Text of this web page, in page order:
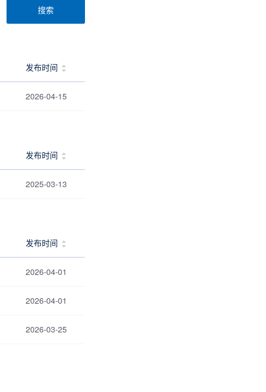
搜索
发布时间
2026-04-15
发布时间
2025-03-13
发布时间
2026-04-01
2026-04-01
2026-03-25